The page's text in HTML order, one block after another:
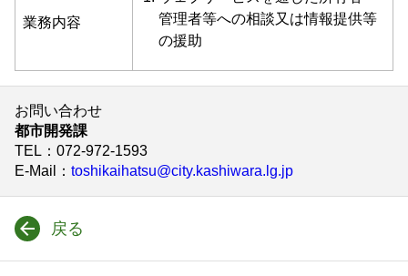
業務内容
管理者等への相談又は情報提供等
の援助
お問い合わせ
都市開発課
TEL ：072-972-1593
E-Mail
： toshikaihatsu@city.kashiwara.lg.jp
戻る